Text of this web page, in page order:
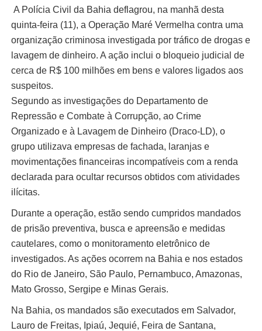
A Polícia Civil da Bahia deflagrou, na manhã desta
quinta-feira (11), a Operação Maré Vermelha contra uma
organização criminosa investigada por tráfico de drogas e
lavagem de dinheiro. A ação inclui o bloqueio judicial de
cerca de R$ 100 milhões em bens e valores ligados aos
suspeitos.
Segundo as investigações do Departamento de
Repressão e Combate à Corrupção, ao Crime
Organizado e à Lavagem de Dinheiro (Draco-LD), o
grupo utilizava empresas de fachada, laranjas e
movimentações financeiras incompatíveis com a renda
declarada para ocultar recursos obtidos com atividades
ilícitas.
Durante a operação, estão sendo cumpridos mandados
de prisão preventiva, busca e apreensão e medidas
cautelares, como o monitoramento eletrônico de
investigados. As ações ocorrem na Bahia e nos estados
do Rio de Janeiro, São Paulo, Pernambuco, Amazonas,
Mato Grosso, Sergipe e Minas Gerais.
Na Bahia, os mandados são executados em Salvador,
Lauro de Freitas, Ipiaú, Jequié, Feira de Santana,